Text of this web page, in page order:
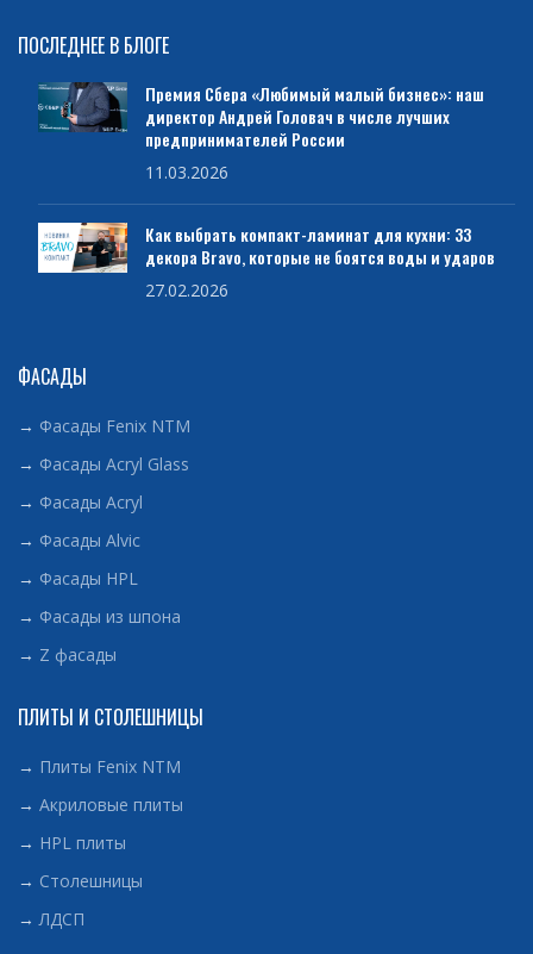
ПОСЛЕДНЕЕ В БЛОГЕ
Премия Сбера «Любимый малый бизнес»: наш
директор Андрей Головач в числе лучших
предпринимателей России
11.03.2026
Как выбрать компакт-ламинат для кухни: 33
декора Bravo, которые не боятся воды и ударов
27.02.2026
ФАСАДЫ
→ Фасады Fenix NTM
→ Фасады Acryl Glass
→ Фасады Acryl
→ Фасады Alvic
→ Фасады HPL
→ Фасады из шпона
→ Z фасады
ПЛИТЫ И СТОЛЕШНИЦЫ
→ Плиты Fenix NTM
→ Акриловые плиты
→ HPL плиты
→ Столешницы
→ЛДСП